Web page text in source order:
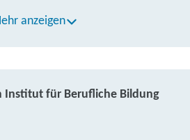
anzeigen
Institut für Berufliche Bildung